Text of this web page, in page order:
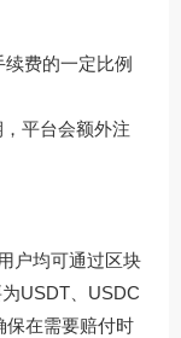
续费的一定比例
平台会额外注
户均可通过区块
USDT、USDC
保在需要赔付时